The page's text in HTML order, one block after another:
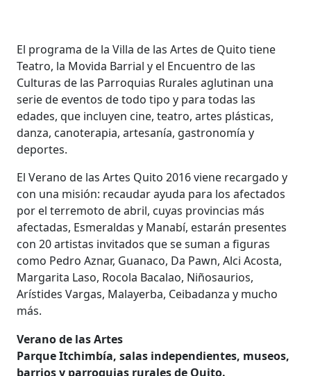
El programa de la Villa de las Artes de Quito tiene
Teatro, la Movida Barrial y el Encuentro de las
Culturas de las Parroquias Rurales aglutinan una
serie de eventos de todo tipo y para todas las
edades, que incluyen cine, teatro, artes plásticas,
danza, canoterapia, artesanía, gastronomía y
deportes.
El Verano de las Artes Quito 2016 viene recargado y
con una misión: recaudar ayuda para los afectados
por el terremoto de abril, cuyas provincias más
afectadas, Esmeraldas y Manabí, estarán presentes
con 20 artistas invitados que se suman a figuras
como Pedro Aznar, Guanaco, Da Pawn, Alci Acosta,
Margarita Laso, Rocola Bacalao, Niñosaurios,
Arístides Vargas, Malayerba, Ceibadanza y mucho
más.
Verano de las Artes
Parque Itchimbía, salas independientes, museos,
barrios y parroquias rurales de Quito.